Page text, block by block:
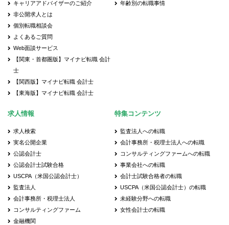
キャリアアドバイザーのご紹介
非公開求人とは
個別転職相談会
よくあるご質問
Web面談サービス
【関東・首都圏版】マイナビ転職 会計
士
【関西版】マイナビ転職 会計士
【東海版】マイナビ転職 会計士
年齢別の転職事情
求人情報
求人検索
実名公開企業
公認会計士
公認会計士試験合格
USCPA（米国公認会計士）
監査法人
会計事務所・税理士法人
コンサルティングファーム
金融機関
特集コンテンツ
監査法人への転職
会計事務所・税理士法人への転職
コンサルティングファームへの転職
事業会社への転職
会計士試験合格者の転職
USCPA（米国公認会計士）の転職
未経験分野への転職
女性会計士の転職